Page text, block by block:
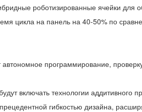
роботизированные ячейки для
цикла на панель на 40-50% по
программирование,
включать технологии аддитивного
гибкостью дизайна,